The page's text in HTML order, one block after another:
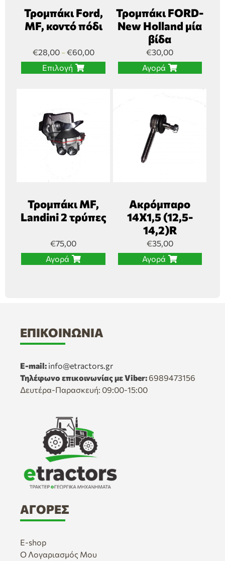
Τρομπάκι Ford,
MF, κοντό πόδι
€28,00–€60,00
Επιλογή
Τρομπάκι FORD-
New Holland μία
βίδα
€30,00
Αγορά
Τρομπάκι MF,
Landini 2 τρύπες
€75,00
Αγορά
Ακρόμπαρο
14Χ1,5 (12,5-
14,2)R
€35,00
Αγορά
ΕΠΙΚΟΙΝΩΝΊΑ
E-mail: info@etractors.gr
Τηλέφωνο επικοινωνίας με Viber: 6989473156
Δευτέρα-Παρασκευή: 09:00-15:00
ΑΓΟΡΈΣ
E-shop
Ο Λογαριασμός Μου